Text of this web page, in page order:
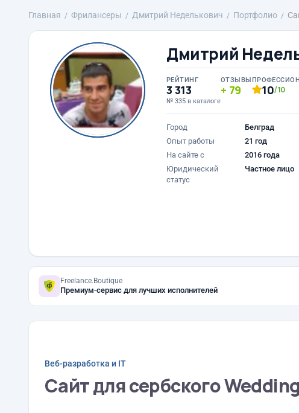
Главная Фрилансеры Дмитрий Неделькович Портфолио
Дмитрий
РЕЙТИНГ
3 313
№ 335 в каталоге
ОТЗЫВЫ
79 10/10
Город
Белград
Опыт работы
21 год
На сайте с
2016 года
Юридический
статус
Частное лицо
Freelance.Boutique
Премиум-сервис для лучших исполнителей
Веб-разработка и IT
Сайт для сербского